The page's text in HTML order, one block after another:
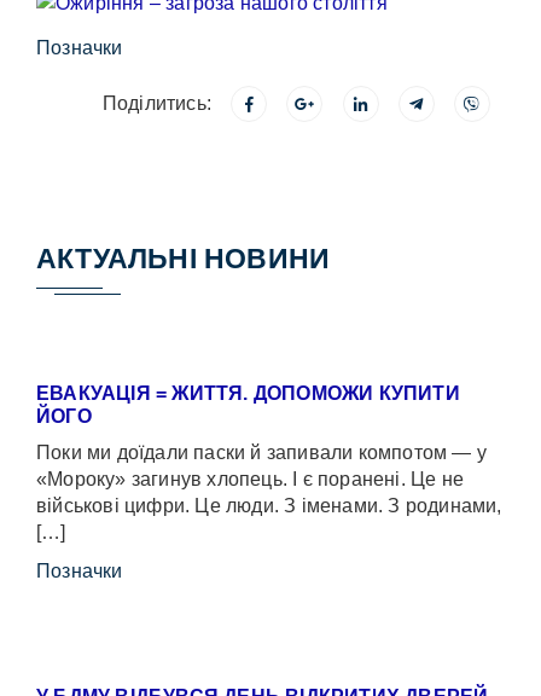
Позначки
Поділитись:
АКТУАЛЬНІ НОВИНИ
ЕВАКУАЦІЯ = ЖИТТЯ. ДОПОМОЖИ КУПИТИ
ЙОГО
Поки ми доїдали паски й запивали компотом — у
«Мороку» загинув хлопець. І є поранені. Це не
військові цифри. Це люди. З іменами. З родинами,
[…]
Позначки